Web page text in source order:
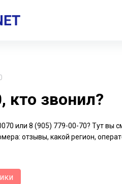
кто звонил?
или 8 (905) 779-00-70? Тут
отзывы, какой регион,